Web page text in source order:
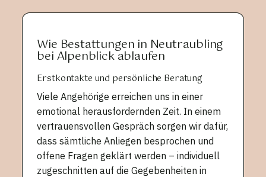
Wie Bestattungen in Neutraubling
bei Alpenblick ablaufen
Erstkontakte und persönliche Beratung
Viele Angehörige erreichen uns in einer
emotional herausfordernden Zeit. In einem
vertrauensvollen Gespräch sorgen wir dafür,
dass sämtliche Anliegen besprochen und
offene Fragen geklärt werden – individuell
zugeschnitten auf die Gegebenheiten in